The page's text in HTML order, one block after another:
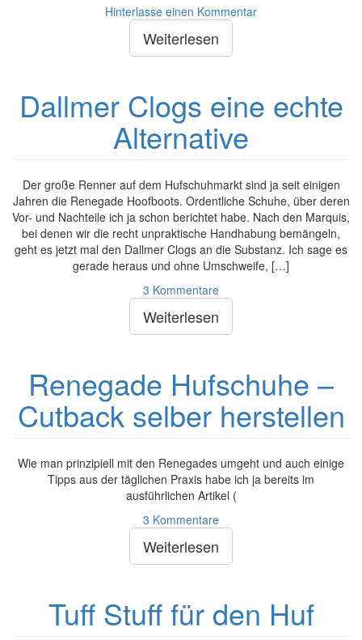
Hinterlasse einen Kommentar
Weiterlesen
Dallmer Clogs eine echte
Alternative
Der große Renner auf dem Hufschuhmarkt sind ja seit einigen
Jahren die Renegade Hoofboots. Ordentliche Schuhe, über deren
Vor- und Nachteile ich ja schon berichtet habe. Nach den Marquis,
bei denen wir die recht unpraktische Handhabung bemängeln,
geht es jetzt mal den Dallmer Clogs an die Substanz. Ich sage es
gerade heraus und ohne Umschweife, […]
3 Kommentare
Weiterlesen
Renegade Hufschuhe –
Cutback selber herstellen
Wie man prinzipiell mit den Renegades umgeht und auch einige
Tipps aus der täglichen Praxis habe ich ja bereits im
ausführlichen Artikel (
3 Kommentare
Weiterlesen
Tuff Stuff für den Huf